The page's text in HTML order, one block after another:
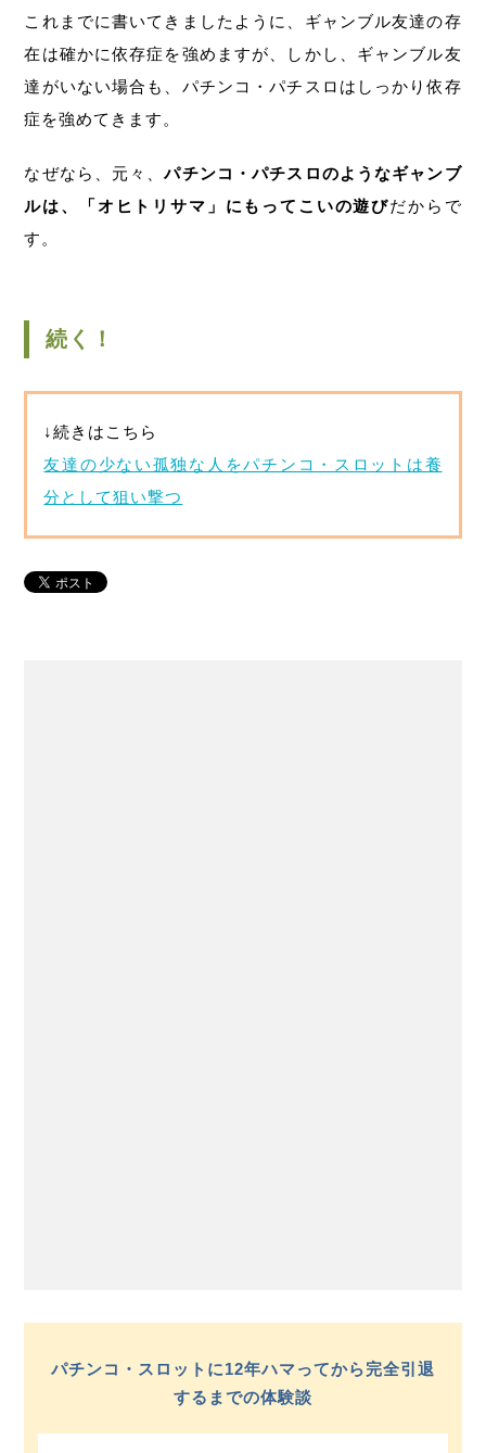
これまでに書いてきましたように、ギャンブル友達の存
在は確かに依存症を強めますが、しかし、ギャンブル友
達がいない場合も、パチンコ・パチスロはしっかり依存
症を強めてきます。
なぜなら、元々、パチンコ・パチスロのようなギャンブ
ルは、「オヒトリサマ」にもってこいの遊びだからで
す。
続く！
↓続きはこちら
友達の少ない孤独な人をパチンコ・スロットは養
分として狙い撃つ
パチンコ・スロットに12年ハマってから完全引退
するまでの体験談